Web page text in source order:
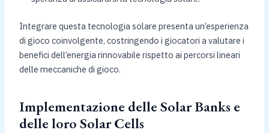
Integrare questa tecnologia solare presenta un’esperienza
di gioco coinvolgente, costringendo i giocatori a valutare i
benefici dell’energia rinnovabile rispetto ai percorsi lineari
delle meccaniche di gioco.
Implementazione delle Solar Banks e
delle loro Solar Cells